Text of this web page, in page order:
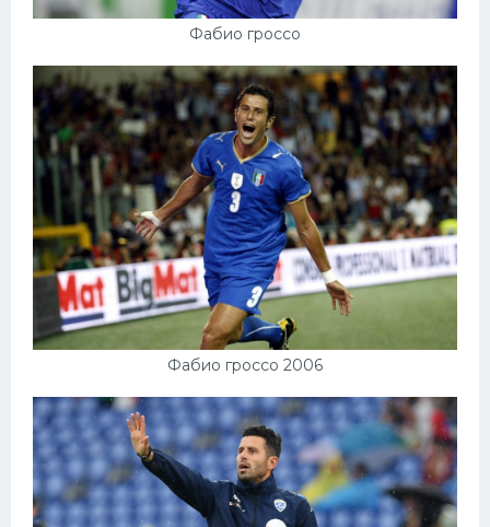
Фабио гроссо
Фабио гроссо 2006